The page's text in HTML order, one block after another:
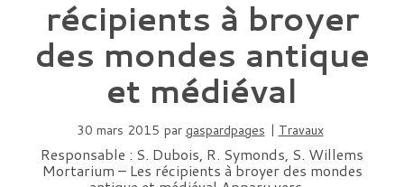
récipients à broyer
des mondes antique
et médiéval
30 mars 2015 par gaspardpages | Travaux
Responsable : S. Dubois, R. Symonds, S. Willems
Mortarium – Les récipients à broyer des mondes